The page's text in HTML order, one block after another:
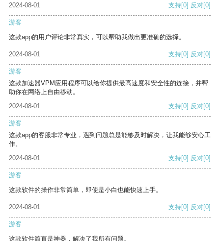
2024-08-01 支持[0] 反对[0]
游客
这款app的用户评论非常真实，可以帮助我做出更准确的选择。
2024-08-01 支持[0] 反对[0]
游客
这款加速器VPM应用程序可以给你提供最高速度和安全性的连接，并帮
助你在网络上自由移动。
2024-08-01
支持[0] 反对[0]
游客
这款app的客服非常专业，遇到问题总是能够及时解决，让我能够安心工
作。
2024-08-01
支持[0] 反对[0]
游客
这款软件的操作非常简单，即使是小白也能快速上手。
2024-08-01 支持[0] 反对[0]
游客
这款软件简直是神器，解决了我所有问题。